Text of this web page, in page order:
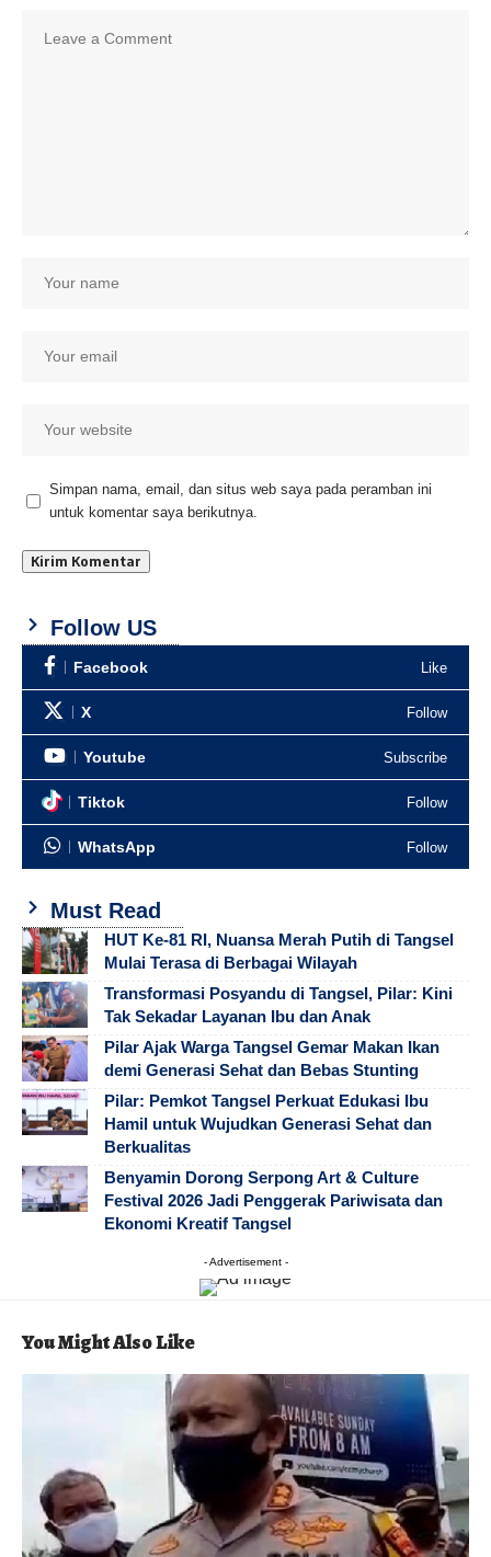
Simpan nama, email, dan situs web saya pada peramban ini
untuk komentar saya berikutnya.
Follow US
Facebook Like
X Follow
Youtube Subscribe
Tiktok Follow
WhatsApp Follow
Must Read
HUT Ke-81 RI, Nuansa Merah Putih di Tangsel
Mulai Terasa di Berbagai Wilayah
Transformasi Posyandu di Tangsel, Pilar: Kini
Tak Sekadar Layanan Ibu dan Anak
Pilar Ajak Warga Tangsel Gemar Makan Ikan
demi Generasi Sehat dan Bebas Stunting
Pilar: Pemkot Tangsel Perkuat Edukasi Ibu
Hamil untuk Wujudkan Generasi Sehat dan
Berkualitas
Benyamin Dorong Serpong Art & Culture
Festival 2026 Jadi Penggerak Pariwisata dan
Ekonomi Kreatif Tangsel
- Advertisement -
You Might Also Like